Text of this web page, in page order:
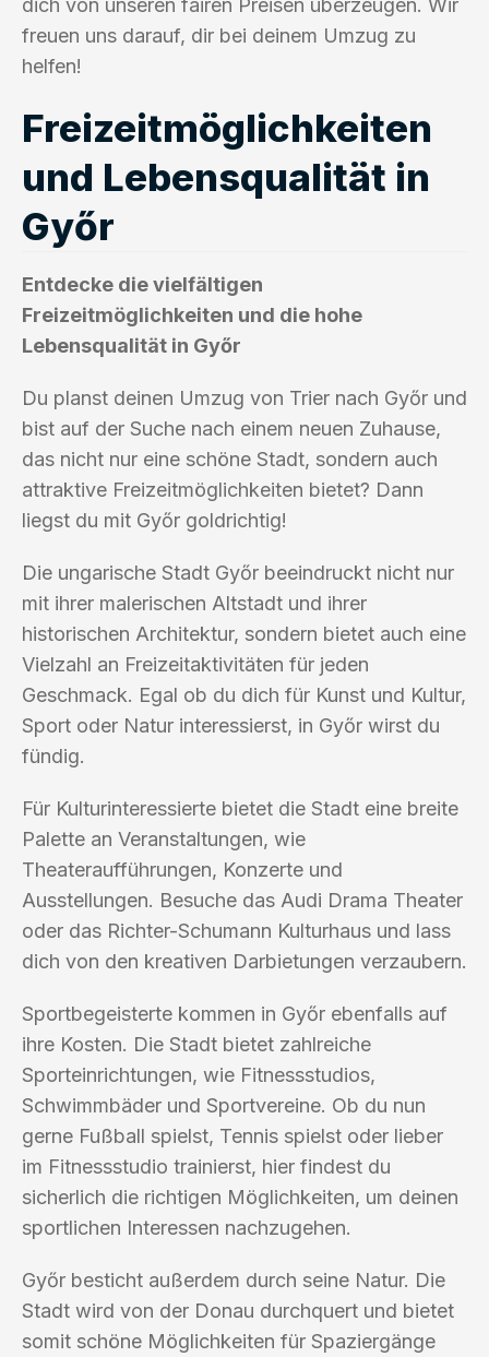
dich von unseren fairen Preisen überzeugen. Wir
freuen uns darauf, dir bei deinem Umzug zu
helfen!
Freizeitmöglichkeiten
und Lebensqualität in
Győr
Entdecke die vielfältigen
Freizeitmöglichkeiten und die hohe
Lebensqualität in Győr
Du planst deinen Umzug von Trier nach Győr und
bist auf der Suche nach einem neuen Zuhause,
das nicht nur eine schöne Stadt, sondern auch
attraktive Freizeitmöglichkeiten bietet? Dann
liegst du mit Győr goldrichtig!
Die ungarische Stadt Győr beeindruckt nicht nur
mit ihrer malerischen Altstadt und ihrer
historischen Architektur, sondern bietet auch eine
Vielzahl an Freizeitaktivitäten für jeden
Geschmack. Egal ob du dich für Kunst und Kultur,
Sport oder Natur interessierst, in Győr wirst du
fündig.
Für Kulturinteressierte bietet die Stadt eine breite
Palette an Veranstaltungen, wie
Theateraufführungen, Konzerte und
Ausstellungen. Besuche das Audi Drama Theater
oder das Richter-Schumann Kulturhaus und lass
dich von den kreativen Darbietungen verzaubern.
Sportbegeisterte kommen in Győr ebenfalls auf
ihre Kosten. Die Stadt bietet zahlreiche
Sporteinrichtungen, wie Fitnessstudios,
Schwimmbäder und Sportvereine. Ob du nun
gerne Fußball spielst, Tennis spielst oder lieber
im Fitnessstudio trainierst, hier findest du
sicherlich die richtigen Möglichkeiten, um deinen
sportlichen Interessen nachzugehen.
Győr besticht außerdem durch seine Natur. Die
Stadt wird von der Donau durchquert und bietet
somit schöne Möglichkeiten für Spaziergänge